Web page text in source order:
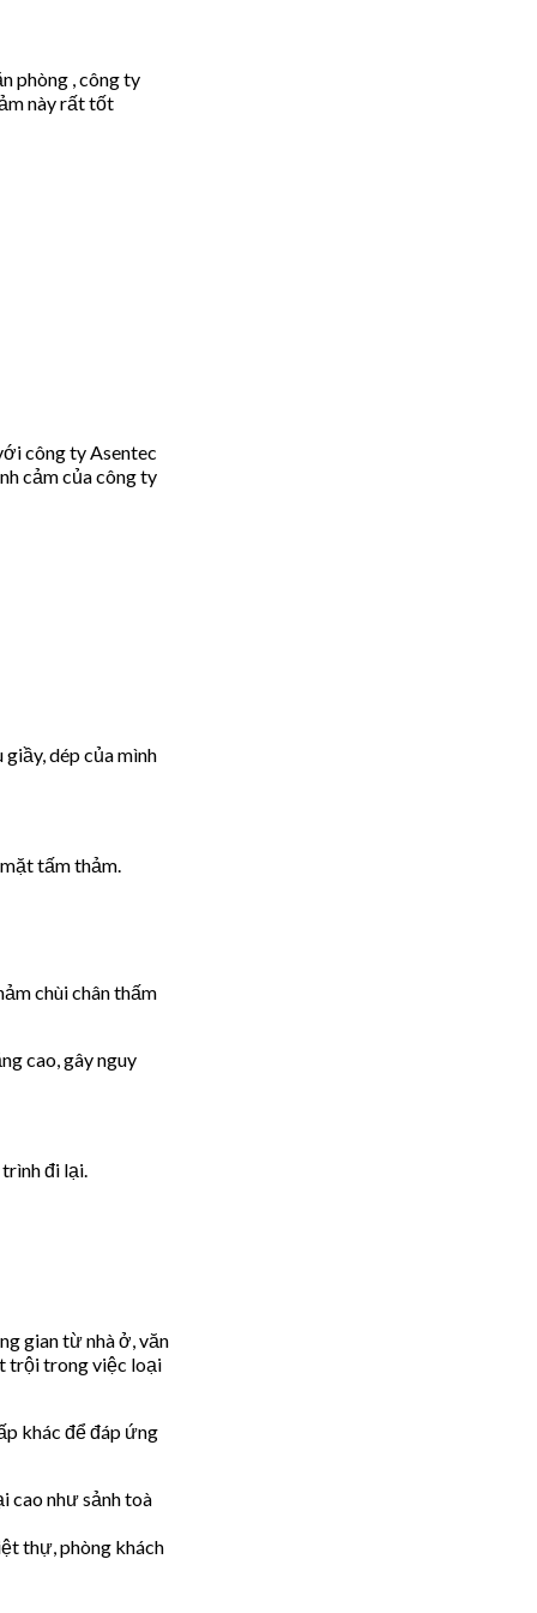
phòng , công ty
này rất tốt
công ty Asentec
cảm của công ty
dép của mình
tấm thảm.
chùi chân thấm
cao, gây nguy
đi lại.
gian từ nhà ở, văn
trội trong việc loại
khác để đáp ứng
cao như sảnh toà
thự, phòng khách